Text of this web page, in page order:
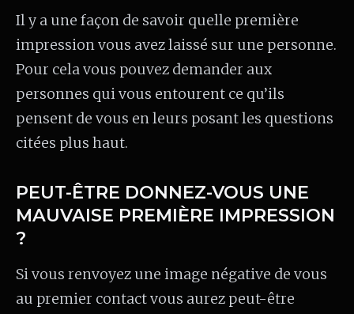
Il y a une façon de savoir quelle première
impression vous avez laissé sur une personne.
Pour cela vous pouvez demander aux
personnes qui vous entourent ce qu’ils
pensent de vous en leurs posant les questions
citées plus haut.
PEUT-ÊTRE DONNEZ-VOUS UNE
MAUVAISE PREMIÈRE IMPRESSION
?
Si vous renvoyez une image négative de vous
au premier contact vous aurez peut-être